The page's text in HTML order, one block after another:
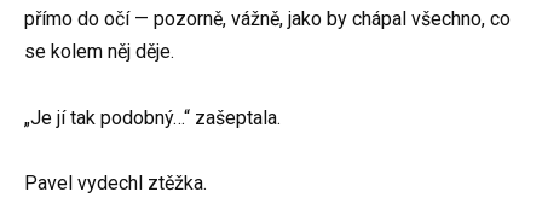
přímo do očí — pozorně, vážně, jako by chápal všechno, co
se kolem něj děje.
„Je jí tak podobný…“ zašeptala.
Pavel vydechl ztěžka.